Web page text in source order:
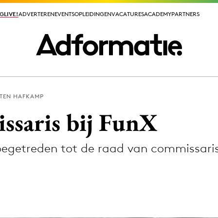
ADVERTERENEVENTSOPLEIDINGENVACATURESACADEMYPARTNERS
ADVERTERENEVENTSOPLEIDINGENVACATURESACADEMYPARTNERS
HAFKAMP
bij FunX
tot de raad van